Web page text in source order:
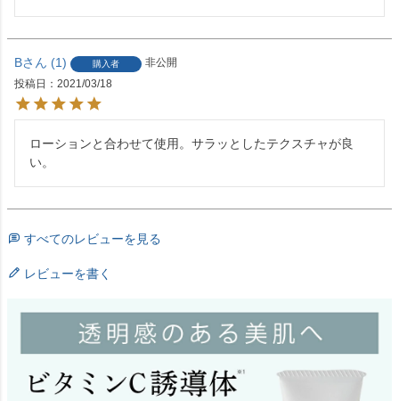
B 1 購入者
非公開
投稿日
2021/03/18
ローションと合わせて使用。サラッとしたテクスチャが良
い。
すべてのレビューを見る
レビューを書く